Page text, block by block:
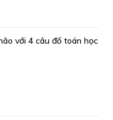
với 4 câu đố toán học